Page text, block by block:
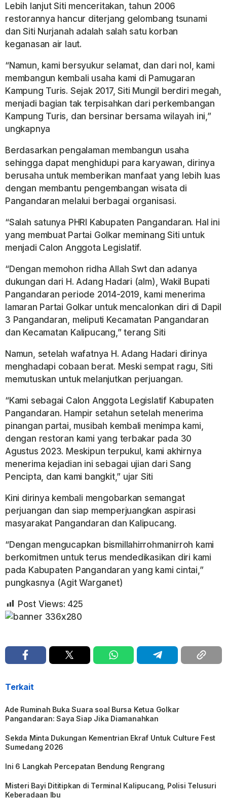
Lebih lanjut Siti menceritakan, tahun 2006
restorannya hancur diterjang gelombang tsunami
dan Siti Nurjanah adalah salah satu korban
keganasan air laut.
“Namun, kami bersyukur selamat, dan dari nol, kami
membangun kembali usaha kami di Pamugaran
Kampung Turis. Sejak 2017, Siti Mungil berdiri megah,
menjadi bagian tak terpisahkan dari perkembangan
Kampung Turis, dan bersinar bersama wilayah ini,”
ungkapnya
Berdasarkan pengalaman membangun usaha
sehingga dapat menghidupi para karyawan, dirinya
berusaha untuk memberikan manfaat yang lebih luas
dengan membantu pengembangan wisata di
Pangandaran melalui berbagai organisasi.
“Salah satunya PHRI Kabupaten Pangandaran. Hal ini
yang membuat Partai Golkar meminang Siti untuk
menjadi Calon Anggota Legislatif.
“Dengan memohon ridha Allah Swt dan adanya
dukungan dari H. Adang Hadari (alm), Wakil Bupati
Pangandaran periode 2014-2019, kami menerima
lamaran Partai Golkar untuk mencalonkan diri di Dapil
3 Pangandaran, meliputi Kecamatan Pangandaran
dan Kecamatan Kalipucang,” terang Siti
Namun, setelah wafatnya H. Adang Hadari dirinya
menghadapi cobaan berat. Meski sempat ragu, Siti
memutuskan untuk melanjutkan perjuangan.
“Kami sebagai Calon Anggota Legislatif Kabupaten
Pangandaran. Hampir setahun setelah menerima
pinangan partai, musibah kembali menimpa kami,
dengan restoran kami yang terbakar pada 30
Agustus 2023. Meskipun terpukul, kami akhirnya
menerima kejadian ini sebagai ujian dari Sang
Pencipta, dan kami bangkit,” ujar Siti
Kini dirinya kembali mengobarkan semangat
perjuangan dan siap memperjuangkan aspirasi
masyarakat Pangandaran dan Kalipucang.
“Dengan mengucapkan bismillahirrohmanirroh kami
berkomitmen untuk terus mendedikasikan diri kami
pada Kabupaten Pangandaran yang kami cintai,”
pungkasnya (Agit Warganet)
Post Views: 425
Terkait
Ade Ruminah Buka Suara soal Bursa Ketua Golkar
Pangandaran: Saya Siap Jika Diamanahkan
Sekda Minta Dukungan Kementrian Ekraf Untuk Culture Fest
Sumedang 2026
Ini 6 Langkah Percepatan Bendung Rengrang
Misteri Bayi Dititipkan di Terminal Kalipucang, Polisi Telusuri
Keberadaan Ibu